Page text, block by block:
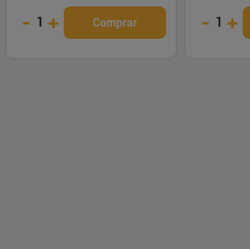
- 1 + Comprar - 1 +